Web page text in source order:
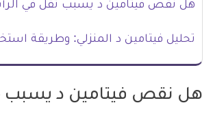
هل نقص فيتامين د يسبب ثقل في
تحليل فيتامين د المنزلي: وطريقة
هل نقص فيتامين د يسبب